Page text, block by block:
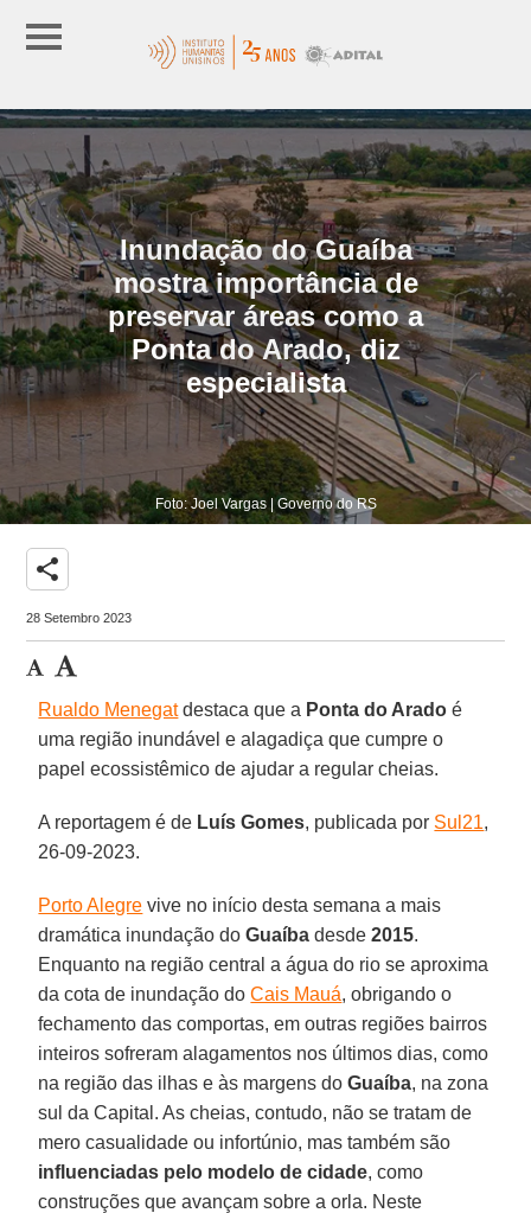
Inundação do Guaíba
mostra importância de
preservar áreas como a
Ponta do Arado, diz
especialista
Foto: Joel Vargas | Governo do RS
share
28 Setembro 2023
Rualdo Menegatdestaca que a Ponta do Arado é
uma região inundável e alagadiça que cumpre o
papel ecossistêmico de ajudar a regular cheias.
A reportagem é de Luís Gomes, publicada por Sul21,
26-09-2023.
Porto Alegre vive no início desta semana a mais
dramática inundação doGuaíba desde2015.
Enquanto na região central a água do rio se aproxima
da cota de inundação doCais Mauá, obrigando o
fechamento das comportas, em outras regiões bairros
inteiros sofreram alagamentos nos últimos dias, como
na região das ilhas e às margens doGuaíba, na zona
sul da Capital. As cheias, contudo, não se tratam de
mero casualidade ou infortúnio, mas também são
influenciadas pelo modelo de cidade, como
construções que avançam sobre a orla. Neste